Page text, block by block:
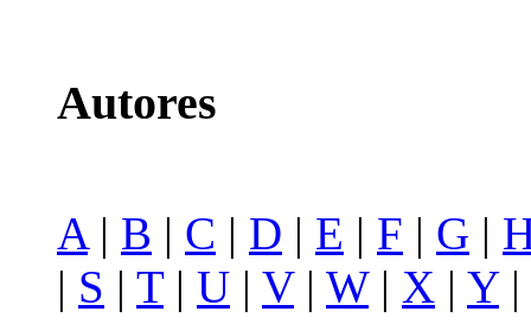
Autores
A| B | C | D | E | F | G |
| S | T| U | V| W| X | Y|